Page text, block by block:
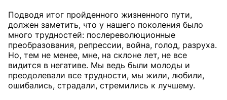
Подводя итог пройденного жизненного пути,
должен заметить, что у нашего поколения было
много трудностей: послереволюционные
преобразования, репрессии, война, голод, разруха.
Но, тем не менее, мне, на склоне лет, не все
видится в негативе. Мы ведь были молоды и
преодолевали все трудности, мы жили, любили,
ошибались, страдали, стремились к лучшему.